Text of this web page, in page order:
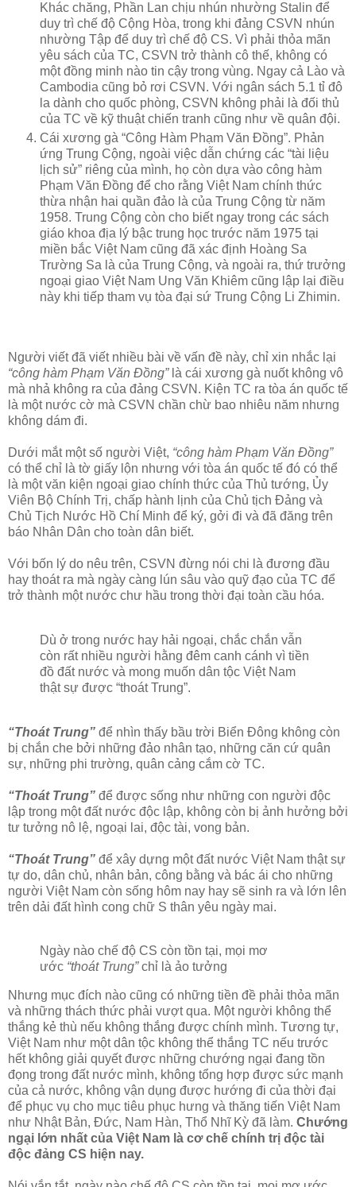
Khác chăng, Phần Lan chịu nhún nhường Stalin để
duy trì chế độ Cộng Hòa, trong khi đảng CSVN nhún
nhường Tập để duy trì chế độ CS. Vì phải thỏa mãn
yêu sách của TC, CSVN trở thành cô thế, không có
một đồng minh nào tin cậy trong vùng. Ngay cả Lào và
Cambodia cũng bỏ rơi CSVN. Với ngân sách 5.1 tỉ đô
la dành cho quốc phòng, CSVN không phải là đối thủ
của TC về kỹ thuật chiến tranh cũng như về quân đội.
Cái xương gà “Công Hàm Phạm Văn Đồng”. Phản
ứng Trung Cộng, ngoài việc dẫn chứng các “tài liệu
lịch sử” riêng của mình, họ còn dựa vào công hàm
Phạm Văn Đồng để cho rằng Việt Nam chính thức
thừa nhận hai quần đảo là của Trung Cộng từ năm
1958. Trung Cộng còn cho biết ngay trong các sách
giáo khoa địa lý bậc trung học trước năm 1975 tại
miền bắc Việt Nam cũng đã xác định Hoàng Sa
Trường Sa là của Trung Cộng, và ngoài ra, thứ trưởng
ngoại giao Việt Nam Ung Văn Khiêm cũng lập lại điều
này khi tiếp tham vụ tòa đại sứ Trung Cộng Li Zhimin.
Người viết đã viết nhiều bài về vấn đề này, chỉ xin nhắc lại
“công hàm Phạm Văn Đồng”là cái xương gà nuốt không vô
mà nhả không ra của đảng CSVN. Kiện TC ra tòa án quốc tế
là một nước cờ mà CSVN chần chừ bao nhiêu năm nhưng
không dám đi.
Dưới mắt một số người Việt, “công hàm Phạm Văn Đồng”
có thể chỉ là tờ giấy lộn nhưng với tòa án quốc tế đó có thể
là một văn kiện ngoại giao chính thức của Thủ tướng, Ủy
Viên Bộ Chính Trị, chấp hành lịnh của Chủ tịch Đảng và
Chủ Tịch Nước Hồ Chí Minh để ký, gởi đi và đã đăng trên
báo Nhân Dân cho toàn dân biết.
Với bốn lý do nêu trên, CSVN đừng nói chi là đương đầu
hay thoát ra mà ngày càng lún sâu vào quỹ đạo của TC để
trở thành một nước chư hầu trong thời đại toàn cầu hóa.
Dù ở trong nước hay hải ngoại, chắc chắn vẫn
còn rất nhiều người hằng đêm canh cánh vì tiền
đồ đất nước và mong muốn dân tộc Việt Nam
thật sự được “thoát Trung”.
“Thoát Trung” để nhìn thấy bầu trời Biển Đông không còn
bị chắn che bởi những đảo nhân tạo, những căn cứ quân
sự, những phi trường, quân cảng cắm cờ TC.
“Thoát Trung” để được sống như những con người độc
lập trong một đất nước độc lập, không còn bị ảnh hưởng bởi
tư tưởng nô lệ, ngoại lai, độc tài, vong bản.
“Thoát Trung” để xây dựng một đất nước Việt Nam thật sự
tự do, dân chủ, nhân bản, công bằng và bác ái cho những
người Việt Nam còn sống hôm nay hay sẽ sinh ra và lớn lên
trên dải đất hình cong chữ S thân yêu ngày mai.
Ngày nào chế độ CS còn tồn tại, mọi mơ
ước “thoát Trung”chỉ là ảo tưởng
Nhưng mục đích nào cũng có những tiền đề phải thỏa mãn
và những thách thức phải vượt qua. Một người không thể
thắng kẻ thù nếu không thắng được chính mình. Tương tự,
Việt Nam như một dân tộc không thể thắng TC nếu trước
hết không giải quyết được những chướng ngại đang tồn
đọng trong đất nước mình, không tổng hợp được sức mạnh
của cả nước, không vận dụng được hướng đi của thời đại
để phục vụ cho mục tiêu phục hưng và thăng tiến Việt Nam
như Nhật Bản, Đức, Nam Hàn, Thổ Nhĩ Kỳ đã làm. Chướng
ngại lớn nhất của Việt Nam là cơ chế chính trị độc tài
độc đảng CS hiện nay.